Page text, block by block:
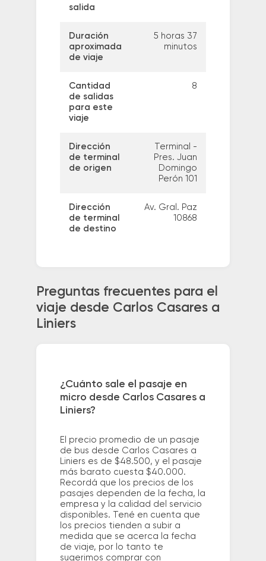
salida
Duración
aproximada
de viaje
5 horas 37
minutos
Cantidad
de salidas
para este
viaje
8
Dirección
de terminal
de origen
Terminal -
Pres. Juan
Domingo
Perón 101
Dirección
de terminal
de destino
Av. Gral. Paz
10868
Preguntas frecuentes para el
viaje desde Carlos Casares a
Liniers
¿Cuánto sale el pasaje en
micro desde Carlos Casares a
Liniers?
El precio promedio de un pasaje
de bus desde Carlos Casares a
Liniers es de $48.500, y el pasaje
más barato cuesta $40.000.
Recordá que los precios de los
pasajes dependen de la fecha, la
empresa y la calidad del servicio
disponibles. Tené en cuenta que
los precios tienden a subir a
medida que se acerca la fecha
de viaje, por lo tanto te
sugerimos comprar con